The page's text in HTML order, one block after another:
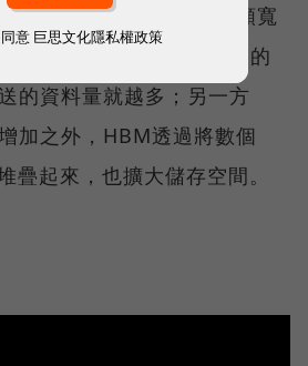
延遲、低功耗等優點，頻寬
公路，道路越寬、可承受的
的資料量就越多；另一方
加之外，HBM透過將數個
疊起來，也擴大儲存空間。
意 巨思文化隱私權政策